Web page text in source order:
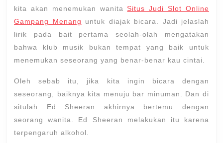
kita akan menemukan wanita Situs Judi Slot Online
Gampang Menang untuk diajak bicara. Jadi jelaslah
lirik pada bait pertama seolah-olah mengatakan
bahwa klub musik bukan tempat yang baik untuk
menemukan seseorang yang benar-benar kau cintai.
Oleh sebab itu, jika kita ingin bicara dengan
seseorang, baiknya kita menuju bar minuman. Dan di
situlah Ed Sheeran akhirnya bertemu dengan
seorang wanita. Ed Sheeran melakukan itu karena
terpengaruh alkohol.